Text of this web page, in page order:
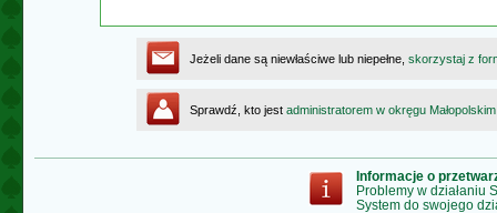
Jeżeli dane są niewłaściwe lub niepełne, skorzystaj z
Sprawdź, kto jest administratorem w okręgu Małopolskim
Informacje o
Problemy w działaniu
System do swojego